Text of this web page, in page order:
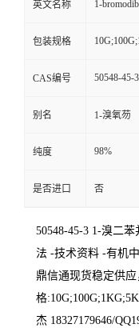
英文名称 1-
包装规格
CAS编号 50548-45-3
别名 1-溴氧芴
纯度 98%
是否进口 否
50548-45-3 1-溴二
法 -技术资料 -有机
鼎信通现货稳定供
格
杰 18327179646/